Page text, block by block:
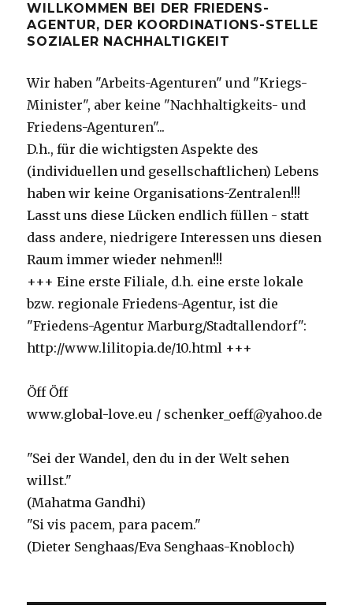
WILLKOMMEN BEI DER FRIEDENS-
AGENTUR, DER KOORDINATIONS-STELLE
SOZIALER NACHHALTIGKEIT
Wir haben "Arbeits-Agenturen" und "Kriegs-
Minister", aber keine "Nachhaltigkeits- und
Friedens-Agenturen"...
D.h., für die wichtigsten Aspekte des
(individuellen und gesellschaftlichen) Lebens
haben wir keine Organisations-Zentralen!!!
Lasst uns diese Lücken endlich füllen - statt
dass andere, niedrigere Interessen uns diesen
Raum immer wieder nehmen!!!
+++ Eine erste Filiale, d.h. eine erste lokale
bzw. regionale Friedens-Agentur, ist die
"Friedens-Agentur Marburg/Stadtallendorf":
http://www.lilitopia.de/10.html +++
Öff Öff
www.global-love.eu / schenker_oeff@yahoo.de
"Sei der Wandel, den du in der Welt sehen
willst."
(Mahatma Gandhi)
"Si vis pacem, para pacem."
(Dieter Senghaas/Eva Senghaas-Knobloch)